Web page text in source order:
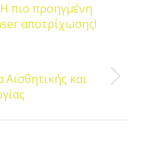
πιο προηγμένη
αποτρίχωσης!
και